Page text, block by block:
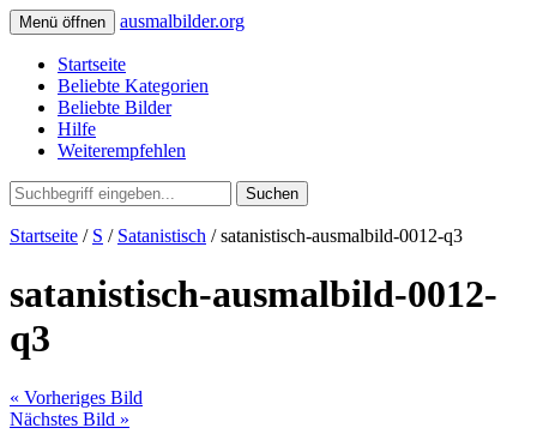
Menü öffnen ausmalbilder.org
Startseite
Beliebte Kategorien
Beliebte Bilder
Hilfe
Weiterempfehlen
Suchen
Startseite / S / Satanistisch / satanistisch-ausmalbild-0012-q3
satanistisch-ausmalbild-0012-
q3
« Vorheriges Bild
Nächstes Bild »